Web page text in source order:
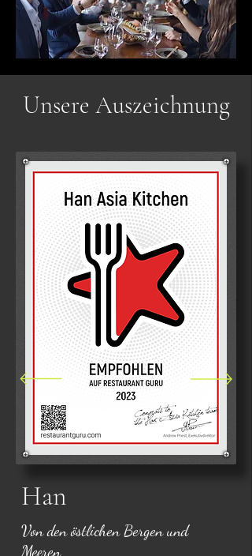
Unsere Auszeichnung
Han
Von den östlichen Bergen und
Meeren